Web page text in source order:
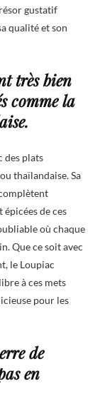
gustatif
qualité et son
très bien
comme la
des plats
thaïlandaise. Sa
épicées de ces
où chaque
Que ce soit avec
le Loupiac
à ces mets
pour les
de
en